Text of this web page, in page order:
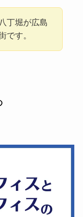
丁堀が広島
です。